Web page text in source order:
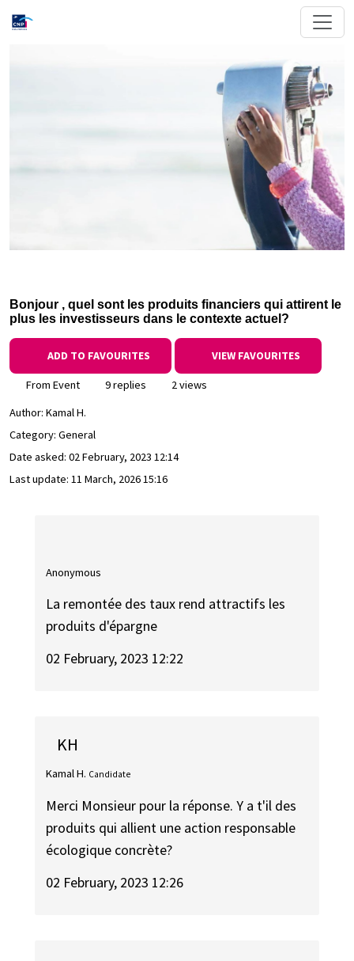
Bonjour , quel sont les produits financiers qui attirent le
plus les investisseurs dans le contexte actuel?
ADD TO FAVOURITES VIEW FAVOURITES
From Event 9 replies
2 views
Author: Kamal H.
Category: General
Date asked: 02 February, 2023 12:14
Last update: 11 March, 2026 15:16
Anonymous
La remontée des taux rend attractifs les
produits d'épargne
02 February, 2023 12:22
KH
Kamal H. Candidate
Merci Monsieur pour la réponse. Y a t'il des
produits qui allient une action responsable
écologique concrète?
02 February, 2023 12:26